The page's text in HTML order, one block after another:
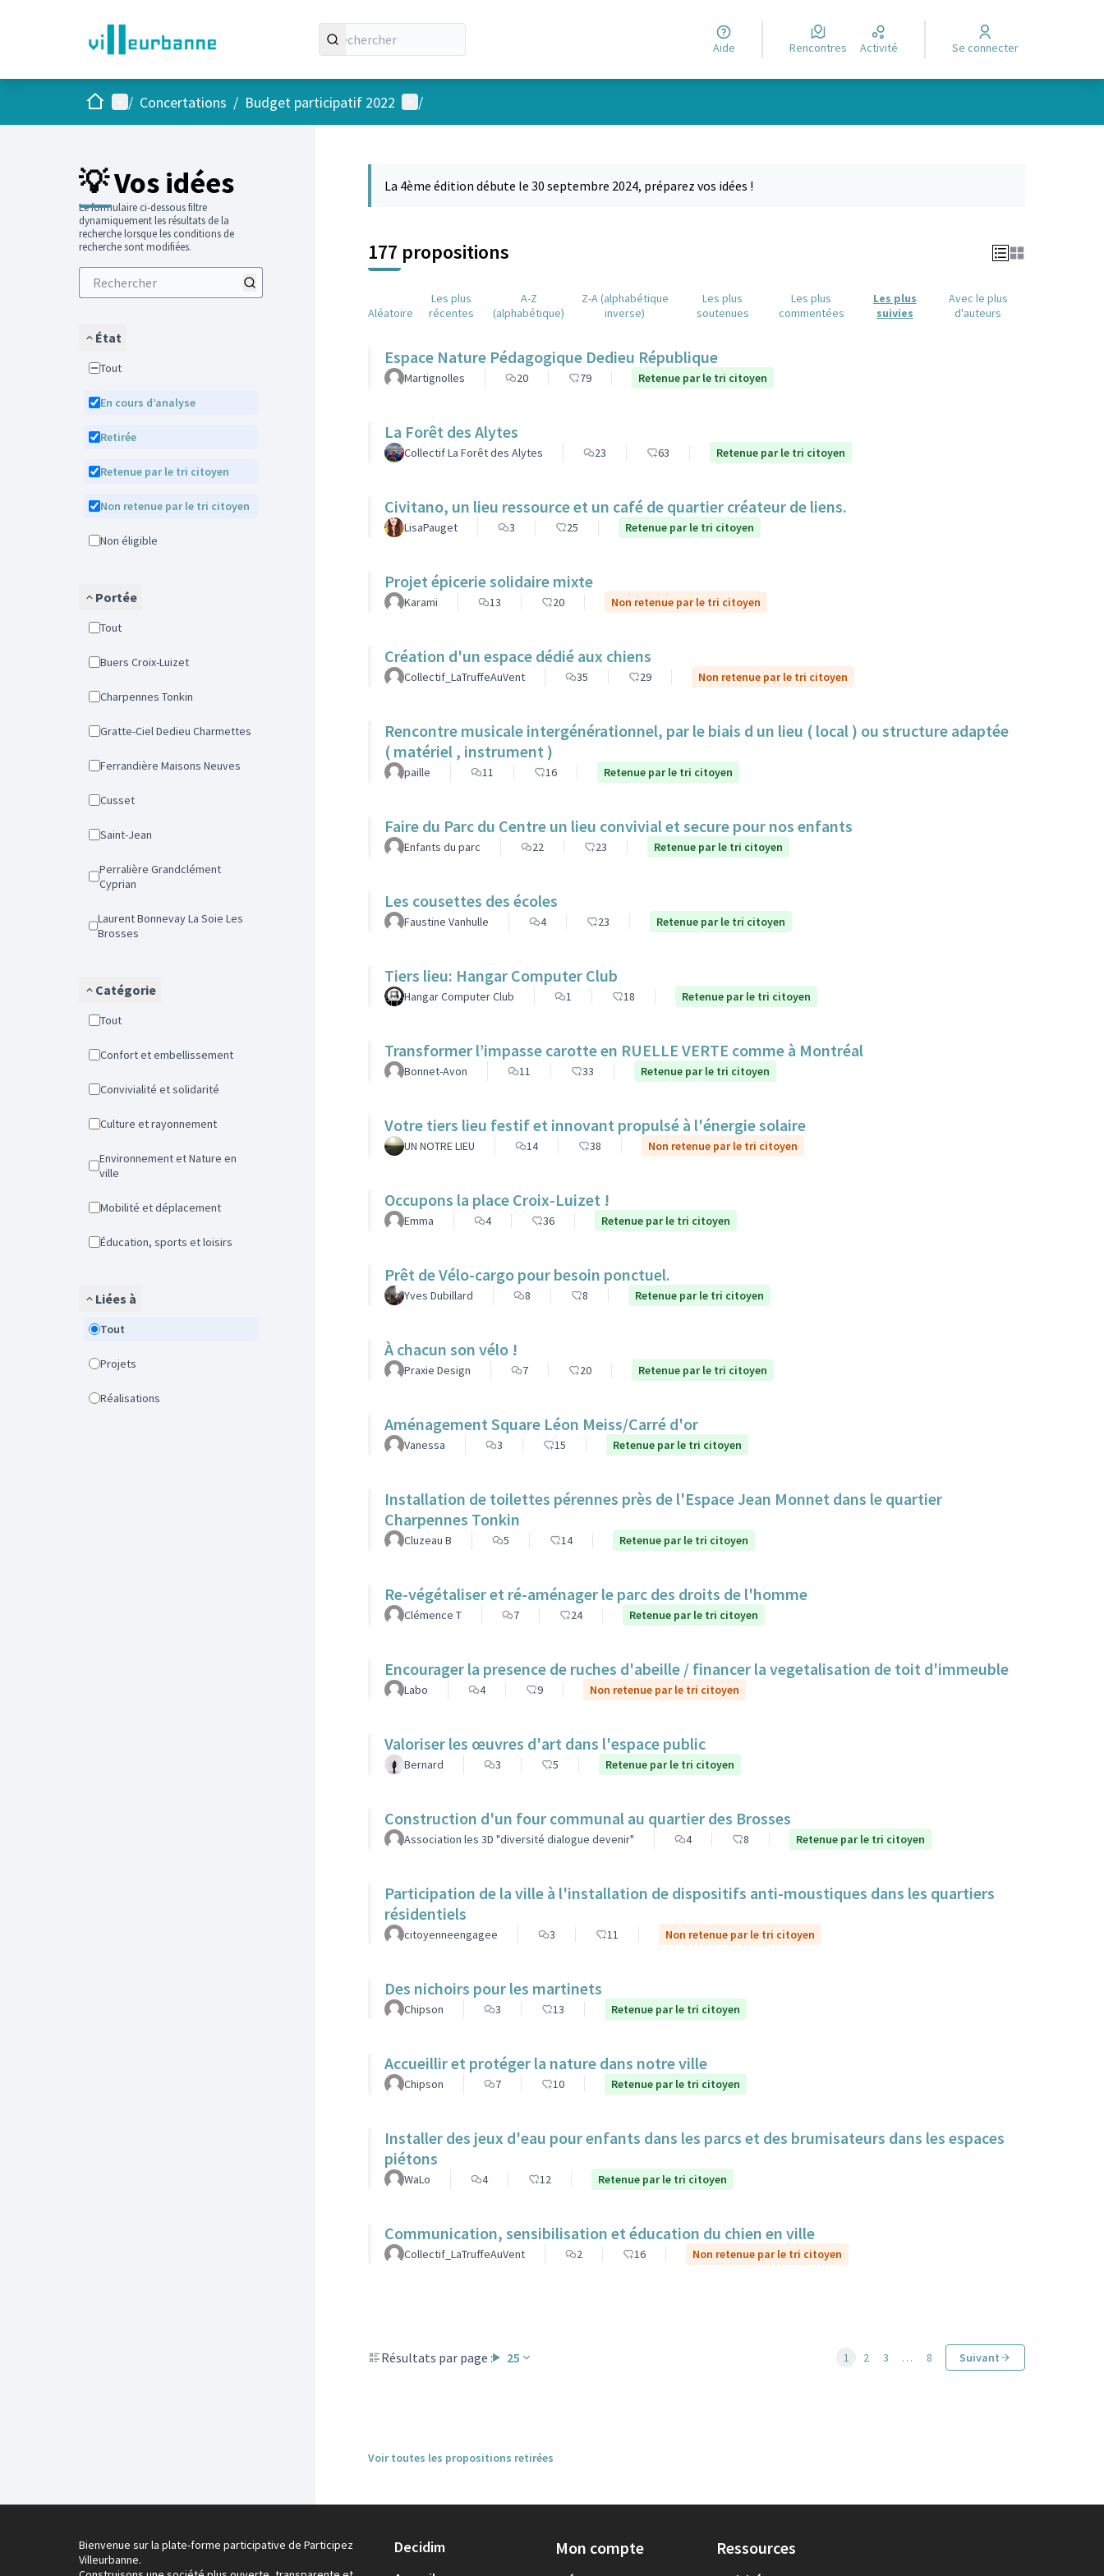
Aide Rencontres Activité Se connecter
AccueilMenu principal
/ Concertations / Budget participatif 2022 Menu utilisateur
/
💡 Vos idées
Le formulaire ci-dessous filtre
dynamiquement les résultats de la
recherche lorsque les conditions de
recherche sont modifiées.
État
Tout
En cours d’analyse
Retirée
Retenue par le tri citoyen
Non retenue par le tri citoyen
Non éligible
Portée
Tout
Buers Croix-Luizet
Charpennes Tonkin
Gratte-Ciel Dedieu Charmettes
Ferrandière Maisons Neuves
Cusset
Saint-Jean
Perralière Grandclément
Cyprian
Laurent Bonnevay La Soie Les
Brosses
Catégorie
Tout
Confort et embellissement
Convivialité et solidarité
Culture et rayonnement
Environnement et Nature en
ville
Mobilité et déplacement
Éducation, sports et loisirs
Liées à
Tout
Projets
Réalisations
La 4ème édition débute le 30 septembre 2024, préparez vos idées !
177 propositions
Aléatoire
Les plus
récentes
A-Z
(alphabétique)
Z-A (alphabétique
inverse)
Les plus
soutenues
Les plus
commentées
Les plus
suivies
Avec le plus
d'auteurs
Espace Nature Pédagogique Dedieu République
Martignolles 20 79 Retenue par le tri citoyen
La Forêt des Alytes
Collectif La Forêt des Alytes 23 63 Retenue par le tri citoyen
Civitano, un lieu ressource et un café de quartier créateur de liens.
LisaPauget 3 25 Retenue par le tri citoyen
Projet épicerie solidaire mixte
Karami 13 20 Non retenue par le tri citoyen
Création d'un espace dédié aux chiens
Collectif_LaTruffeAuVent 35 29 Non retenue par le tri citoyen
Rencontre musicale intergénérationnel, par le biais d un lieu ( local ) ou structure adaptée
( matériel , instrument )
paille 11 16 Retenue par le tri citoyen
Faire du Parc du Centre un lieu convivial et secure pour nos enfants
Enfants du parc 22 23 Retenue par le tri citoyen
Les cousettes des écoles
Faustine Vanhulle 4 23 Retenue par le tri citoyen
Tiers lieu: Hangar Computer Club
Hangar Computer Club 1 18 Retenue par le tri citoyen
Transformer l’impasse carotte en RUELLE VERTE comme à Montréal
Bonnet-Avon 11 33 Retenue par le tri citoyen
Votre tiers lieu festif et innovant propulsé à l'énergie solaire
UN NOTRE LIEU 14 38 Non retenue par le tri citoyen
Occupons la place Croix-Luizet !
Emma 4 36 Retenue par le tri citoyen
Prêt de Vélo-cargo pour besoin ponctuel.
Yves Dubillard 8 8 Retenue par le tri citoyen
À chacun son vélo !
Praxie Design 7 20 Retenue par le tri citoyen
Aménagement Square Léon Meiss/Carré d'or
Vanessa 3 15 Retenue par le tri citoyen
Installation de toilettes pérennes près de l'Espace Jean Monnet dans le quartier
Charpennes Tonkin
Cluzeau B 5 14 Retenue par le tri citoyen
Re-végétaliser et ré-aménager le parc des droits de l'homme
Clémence T 7 24 Retenue par le tri citoyen
Encourager la presence de ruches d'abeille / financer la vegetalisation de toit d'immeuble
Labo 4 9 Non retenue par le tri citoyen
Valoriser les œuvres d'art dans l'espace public
Bernard 3 5 Retenue par le tri citoyen
Construction d'un four communal au quartier des Brosses
Association les 3D "diversité dialogue devenir" 4 8 Retenue par le tri citoyen
Participation de la ville à l'installation de dispositifs anti-moustiques dans les quartiers
résidentiels
citoyenneengagee 3 11 Non retenue par le tri citoyen
Des nichoirs pour les martinets
Chipson 3 13 Retenue par le tri citoyen
Accueillir et protéger la nature dans notre ville
Chipson 7 10 Retenue par le tri citoyen
Installer des jeux d'eau pour enfants dans les parcs et des brumisateurs dans les espaces
piétons
WaLo 4 12 Retenue par le tri citoyen
Communication, sensibilisation et éducation du chien en ville
Collectif_LaTruffeAuVent 2 16 Non retenue par le tri citoyen
Résultats par page : 25 1 2 3 … 8 Suivant
Voir toutes les propositions retirées
Bienvenue sur la plate-forme participative de Participez
Villeurbanne.
Decidim Mon compte Ressources